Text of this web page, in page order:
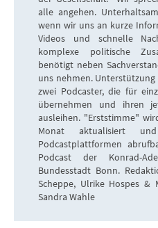
alle angehen.
wenn wir uns an kurze
Videos und schnelle
komplexe politische
benötigt neben
uns nehmen.
zwei Podcaster, die für
übernehmen und ihren
ausleihen. "Erststimme"
Monat aktualisiert
Podcastplattformen
Podcast der Konrad-
Bundesstadt Bonn.
Scheppe, Ulrike Hospes &
Sandra Wahle